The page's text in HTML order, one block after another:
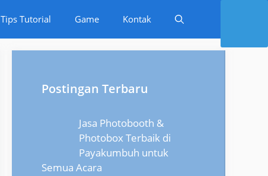
Tips Tutorial Game Kontak
Postingan Terbaru
Jasa Photobooth &
Photobox Terbaik di
Payakumbuh untuk
Semua Acara